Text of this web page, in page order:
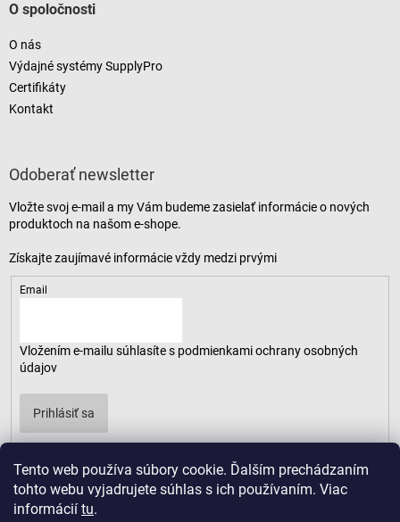
Tento web používa súbory cookie. Ďalším prechádzaním
tohto webu vyjadrujete súhlas s ich používaním. Viac
informácií tu.
O spoločnosti
O nás
Výdajné systémy SupplyPro
Certifikáty
Kontakt
Odoberať newsletter
Vložte svoj e-mail a my Vám budeme zasielať informácie o nových
produktoch na našom e-shope.
Email
Vložením e-mailu súhlasíte s podmienkami ochrany osobných
údajov
Prihlásiť sa